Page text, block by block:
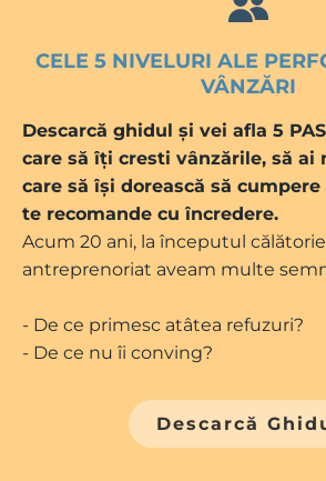
CELE 5 NIVELURI ALE
VÂNZĂRI
Descarcă ghidul și vei afla 5
care să îți cresti vânzările, să
care să își dorească să
te recomande cu încredere.
Acum 20 ani, la începutul
antreprenoriat aveam multe
- De ce primesc atâtea refuzuri?
- De ce nu îi conving?
Descarcă